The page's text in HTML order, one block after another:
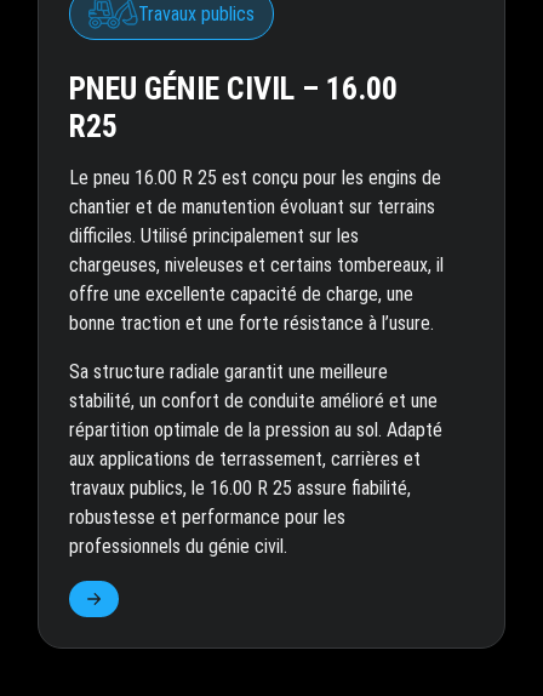
Travaux publics
PNEU GÉNIE CIVIL – 16.00
R25
Le pneu 16.00 R 25 est conçu pour les engins de
chantier et de manutention évoluant sur terrains
difficiles. Utilisé principalement sur les
chargeuses, niveleuses et certains tombereaux, il
offre une excellente capacité de charge, une
bonne traction et une forte résistance à l’usure.
Sa structure radiale garantit une meilleure
stabilité, un confort de conduite amélioré et une
répartition optimale de la pression au sol. Adapté
aux applications de terrassement, carrières et
travaux publics, le 16.00 R 25 assure fiabilité,
robustesse et performance pour les
professionnels du génie civil.